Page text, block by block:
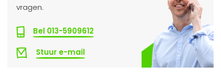
vragen.
Bel 013-5909612
Stuur e-mail